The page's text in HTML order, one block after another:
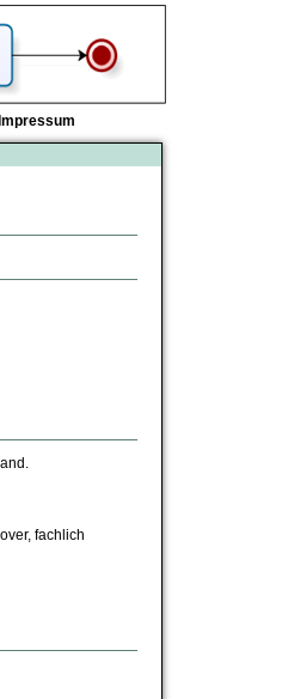
Impressum
fachlich